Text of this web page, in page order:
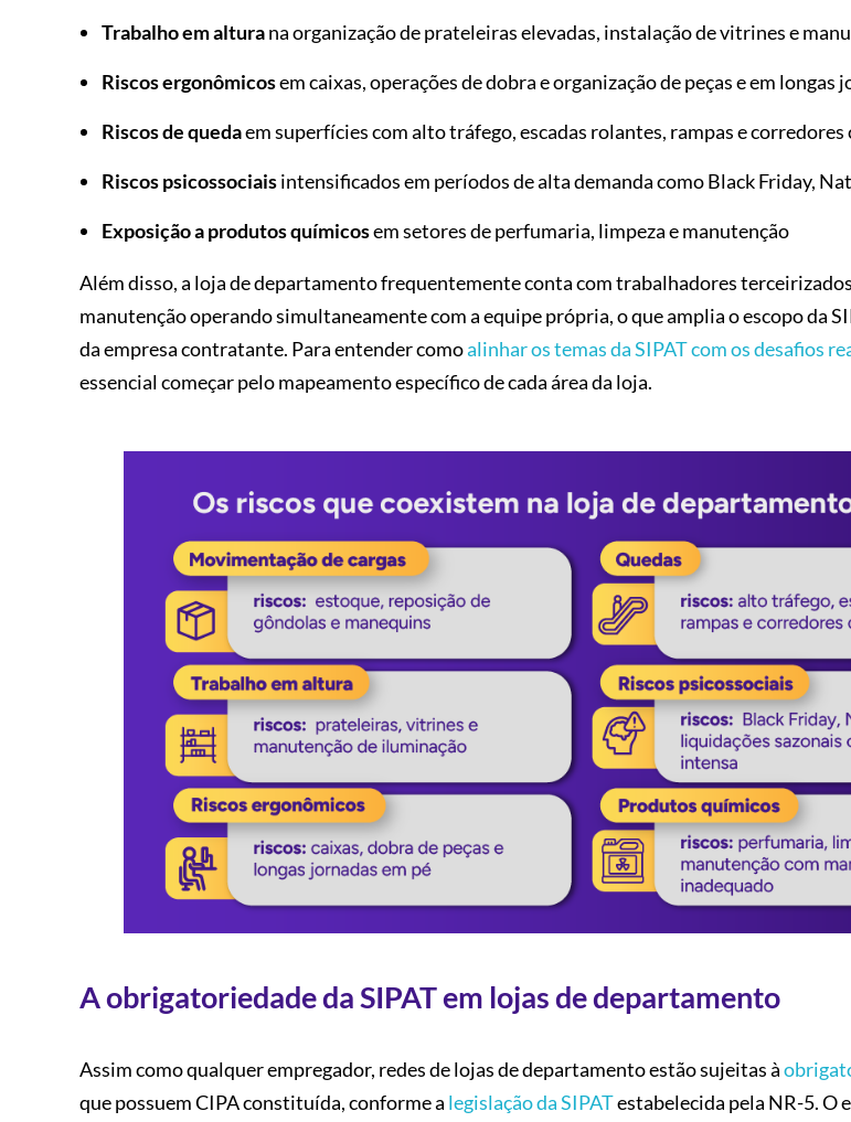
Trabalho em alturana organização de prateleiras elevadas, instalação de vitrines e
Riscos ergonômicosem caixas, operações de dobra e organização de peças e em longas
Riscos de quedaem superfícies com alto tráfego, escadas rolantes, rampas e
Riscos psicossociaisintensificados em períodos de alta demanda como Black Friday,
Exposição a produtos químicosem setores de perfumaria, limpeza e manutenção
Além disso, a loja de departamento frequentemente conta com trabalhadores
manutenção operando simultaneamente com a equipe própria, o que amplia o escopo da
da empresa contratante. Para entender comoalinhar os temas da SIPAT com os desafios
essencial começar pelo mapeamento específico de cada área da loja.
A obrigatoriedade da SIPAT em lojas de departamento
Assim como qualquer empregador, redes de lojas de departamento estão sujeitas à
que possuem CIPA constituída, conforme a legislação da SIPATestabelecida pela NR-5. O